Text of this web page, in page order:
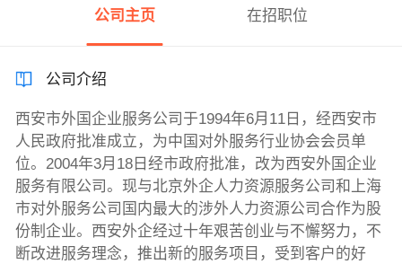
公司主页 在招职位
公司介绍
西安市外国企业服务公司于1994年6月11日，经西安市
人民政府批准成立，为中国对外服务行业协会会员单
位。2004年3月18日经市政府批准，改为西安外国企业
服务有限公司。现与北京外企人力资源服务公司和上海
市对外服务公司国内最大的涉外人力资源公司合作为股
份制企业。西安外企经过十年艰苦创业与不懈努力，不
断改进服务理念，推出新的服务项目，受到客户的好